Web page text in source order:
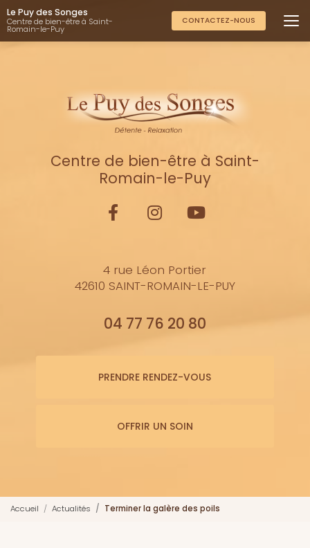
Aller
au
contenu
principal
Le Puy des Songes
Centre de bien-être à Saint-
Romain-le-Puy
CONTACTEZ-NOUS
Centre de bien-être à Saint-
Romain-le-Puy
4 rue Léon Portier
42610 SAINT-ROMAIN-LE-PUY
04 77 76 20 80
PRENDRE RENDEZ-VOUS
OFFRIR UN SOIN
Accueil Actualités Terminer la galère des poils